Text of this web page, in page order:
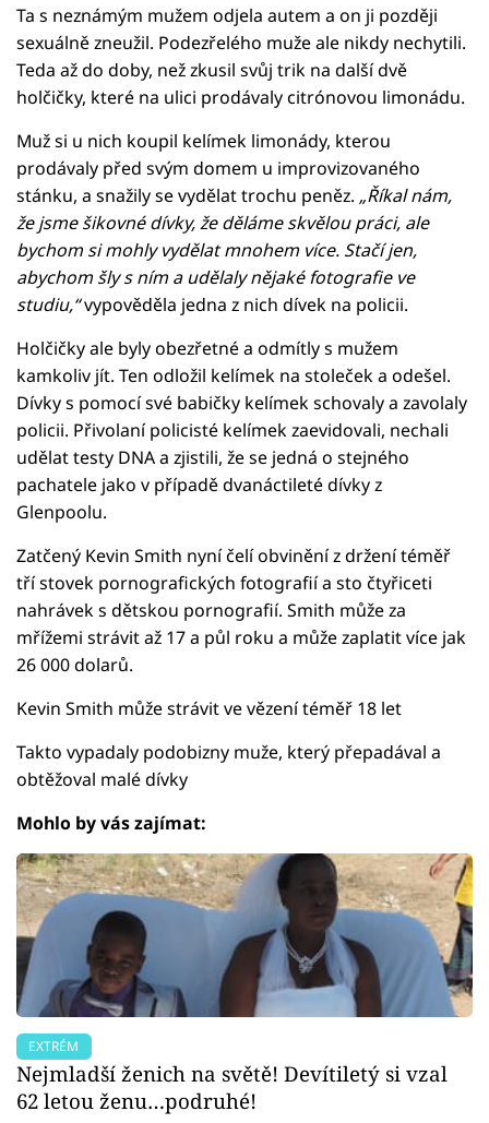
Ta s neznámým mužem odjela autem a on ji později
sexuálně zneužil. Podezřelého muže ale nikdy nechytili.
Teda až do doby, než zkusil svůj trik na další dvě
holčičky, které na ulici prodávaly citrónovou limonádu.
Muž si u nich koupil kelímek limonády, kterou
prodávaly před svým domem u improvizovaného
stánku, a snažily se vydělat trochu peněz. „Říkal nám,
že jsme šikovné dívky, že děláme skvělou práci, ale
bychom si mohly vydělat mnohem více. Stačí jen,
abychom šly s ním a udělaly nějaké fotografie ve
studiu,“vypověděla jedna z nich dívek na policii.
Holčičky ale byly obezřetné a odmítly s mužem
kamkoliv jít. Ten odložil kelímek na stoleček a odešel.
Dívky s pomocí své babičky kelímek schovaly a zavolaly
policii. Přivolaní policisté kelímek zaevidovali, nechali
udělat testy DNA a zjistili, že se jedná o stejného
pachatele jako v případě dvanáctileté dívky z
Glenpoolu.
Zatčený Kevin Smith nyní čelí obvinění z držení téměř
tří stovek pornografických fotografií a sto čtyřiceti
nahrávek s dětskou pornografií. Smith může za
mřížemi strávit až 17 a půl roku a může zaplatit více jak
26 000 dolarů.
Kevin Smith může strávit ve vězení téměř 18 let
Takto vypadaly podobizny muže, který přepadával a
obtěžoval malé dívky
Mohlo by vás zajímat:
EXTRÉM
Nejmladší ženich na světě! Devítiletý si vzal
62 letou ženu…podruhé!